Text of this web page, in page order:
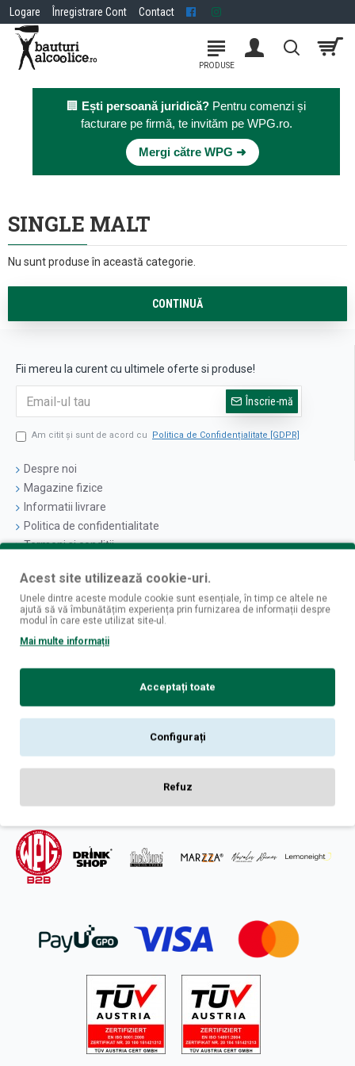
Logare Înregistrare Cont Contact
🏢 Ești persoană juridică? Pentru comenzi și
facturare pe firmă, te invităm pe WPG.ro.
Mergi către WPG ➜
SINGLE MALT
Nu sunt produse în această categorie.
CONTINUĂ
Fii mereu la curent cu ultimele oferte si produse!
Înscrie-mă
Am citit şi sunt de acord cu Politica de Confidențialitate [GDPR]
Despre noi
Magazine fizice
Informatii livrare
Politica de confidentialitate
Termeni si conditii
Logare
Contul Meu
Istoric Comenzi
Retur
SOL
Acest site utilizează cookie-uri.
Unele dintre aceste module cookie sunt esențiale, în timp ce altele ne
ajută să vă îmbunătățim experiența prin furnizarea de informații despre
modul în care este utilizat site-ul.
Mai multe informații
Acceptați toate
Configurați
Refuz